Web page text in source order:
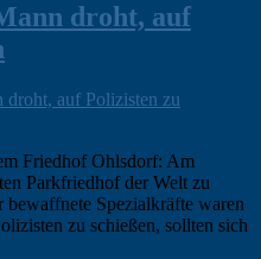
droht, auf
Friedhof Ohlsdorf: Am
Parkfriedhof der Welt zu
bewaffnete Spezialkräfte waren
zu schießen, sollten sich